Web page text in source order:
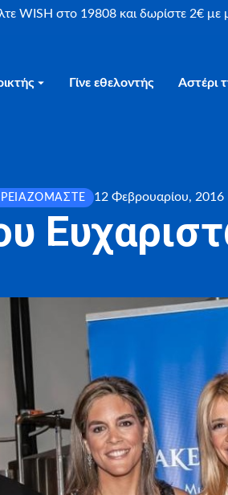
WISH στο 19808 και δωρίστε 2€
Γίνε εθελοντής Αστέρι
12 Φεβρουαρίου, 2016